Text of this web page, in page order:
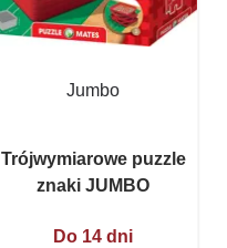
Jumbo
Trójwymiarowe puzzle
znaki JUMBO
Do 14 dni